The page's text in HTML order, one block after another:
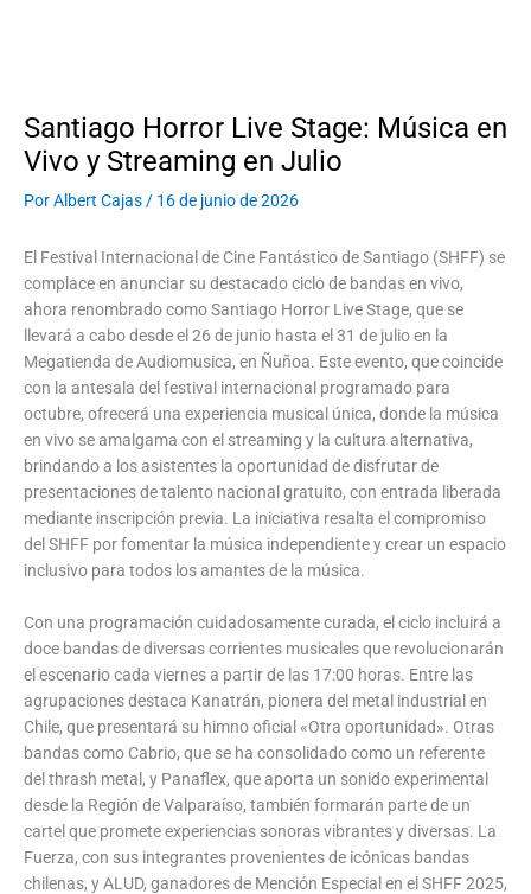
Santiago Horror Live Stage: Música en
Vivo y Streaming en Julio
PorAlbert Cajas / 16 de junio de 2026
El Festival Internacional de Cine Fantástico de Santiago (SHFF) se
complace en anunciar su destacado ciclo de bandas en vivo,
ahora renombrado como Santiago Horror Live Stage, que se
llevará a cabo desde el 26 de junio hasta el 31 de julio en la
Megatienda de Audiomusica, en Ñuñoa. Este evento, que coincide
con la antesala del festival internacional programado para
octubre, ofrecerá una experiencia musical única, donde la música
en vivo se amalgama con el streaming y la cultura alternativa,
brindando a los asistentes la oportunidad de disfrutar de
presentaciones de talento nacional gratuito, con entrada liberada
mediante inscripción previa. La iniciativa resalta el compromiso
del SHFF por fomentar la música independiente y crear un espacio
inclusivo para todos los amantes de la música.
Con una programación cuidadosamente curada, el ciclo incluirá a
doce bandas de diversas corrientes musicales que revolucionarán
el escenario cada viernes a partir de las 17:00 horas. Entre las
agrupaciones destaca Kanatrán, pionera del metal industrial en
Chile, que presentará su himno oficial «Otra oportunidad». Otras
bandas como Cabrio, que se ha consolidado como un referente
del thrash metal, y Panaflex, que aporta un sonido experimental
desde la Región de Valparaíso, también formarán parte de un
cartel que promete experiencias sonoras vibrantes y diversas. La
Fuerza, con sus integrantes provenientes de icónicas bandas
chilenas, y ALUD, ganadores de Mención Especial en el SHFF 2025,